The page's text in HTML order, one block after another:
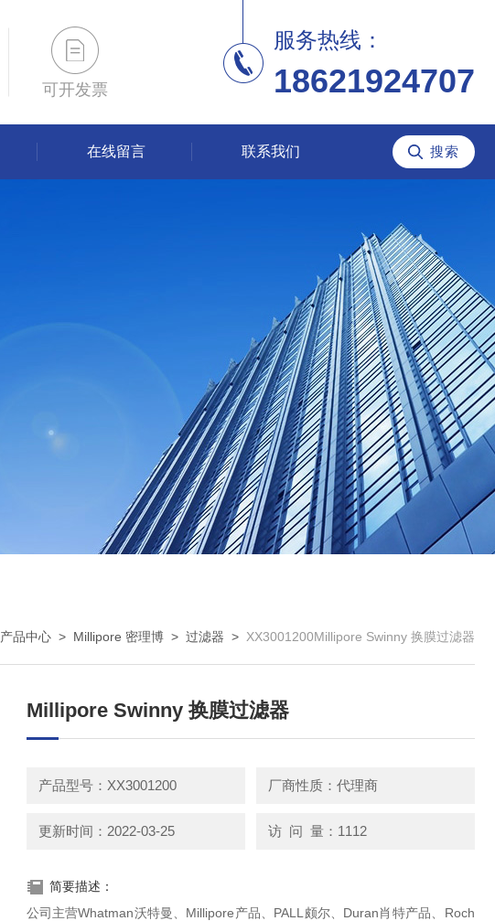
可开发票
服务热线：
18621924707
在线留言 联系我们
产品中心 > Millipore 密理博 > 过滤器 > XX3001200Millipore Swinny 换膜过滤器
Millipore Swinny 换膜过滤器
产品型号：XX3001200 厂商性质：代理商
更新时间：2022-03-25 访 问 量：1112
简要描述：
公司主营Whatman沃特曼、Millipore产品、PALL颇尔、Duran肖特产品、Roch